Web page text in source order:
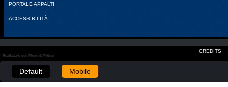
PORTALE APPALTI
ACCESSIBILITÀ
CREDITS
Realizzato con Plone & Python
Default Mobile